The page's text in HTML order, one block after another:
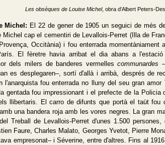
Les obsèques de Louise Michel, obra d'Albert Peters-
Michel: El 22 de gener de 1905 un seguici de més
Michel cap el cementiri de Levallois-Perret (Illa de
Occitània) i fou enterrada momentàniament
El fèretre havia arribat el dia abans a
dels milers de banderes vermellescommunardes
es desplegaren–, sortí d'allà i arribà, després de
l'anarquista fou enterrada no lluny del seu gran
gentada fou impressionant i el prefecte de la
llibertaris. El carro de difunts que portà el taüt fou
una bandera roja amb les vores negres. La gran
Treball de Levallois-Perret d'unes 1.500
Faure, Charles Malato, Georges Yvetot, Pierre
empresonat– i Séverine, entre d'altres. Fins al